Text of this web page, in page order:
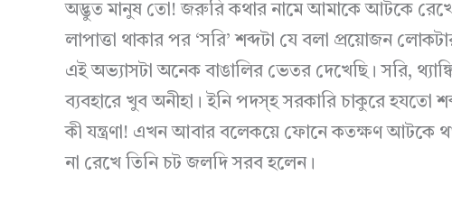
অদ্ভুত মানুষ তো! জরুরি কথার নামে আমাকে আটকে রেখে
লাপাত্তা থাকার পর ‘সরি’ শব্দটা যে বলা প্রয়োজন
এই অভ্যাসটা অনেক বাঙালির ভেতর দেখেছি। সরি,
ব্যবহারে খুব অনীহা। ইনি পদস্হ সরকারি চাকুরে হযতো
কী যন্ত্রণা! এখন আবার বলেকয়ে ফোনে কতক্ষণ আটকে
না রেখে তিনি চট জলদি সরব হলেন।